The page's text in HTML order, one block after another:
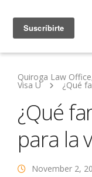
Quiroga Law
Visa U ¿Qué
¿Qué
para la
November 2,